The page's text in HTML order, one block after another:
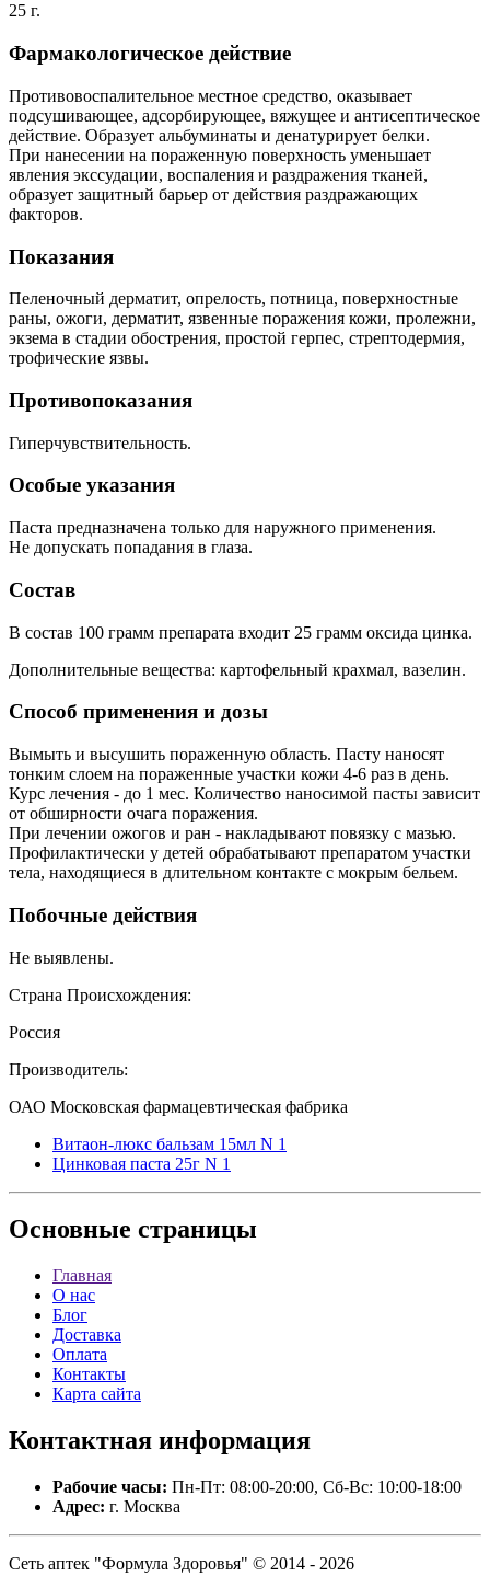
25 г.
Фармакологическое действие
Противовоспалительное местное средство, оказывает
подсушивающее, адсорбирующее, вяжущее и антисептическое
действие. Образует альбуминаты и денатурирует белки.
При нанесении на пораженную поверхность уменьшает
явления экссудации, воспаления и раздражения тканей,
образует защитный барьер от действия раздражающих
факторов.
Показания
Пеленочный дерматит, опрелость, потница, поверхностные
раны, ожоги, дерматит, язвенные поражения кожи, пролежни,
экзема в стадии обострения, простой герпес, стрептодермия,
трофические язвы.
Противопоказания
Гиперчувствительность.
Особые указания
Паста предназначена только для наружного применения.
Не допускать попадания в глаза.
Состав
В состав 100 грамм препарата входит 25 грамм оксида цинка.
Дополнительные вещества: картофельный крахмал, вазелин.
Способ применения и дозы
Вымыть и высушить пораженную область. Пасту наносят
тонким слоем на пораженные участки кожи 4-6 раз в день.
Курс лечения - до 1 мес. Количество наносимой пасты зависит
от обширности очага поражения.
При лечении ожогов и ран - накладывают повязку с мазью.
Профилактически у детей обрабатывают препаратом участки
тела, находящиеся в длительном контакте с мокрым бельем.
Побочные действия
Не выявлены.
Страна Происхождения:
Россия
Производитель:
ОАО Московская фармацевтическая фабрика
Витаон-люкс бальзам 15мл N 1
Цинковая паста 25г N 1
Основные страницы
Главная
О нас
Блог
Доставка
Оплата
Контакты
Карта сайта
Контактная информация
Рабочие часы: Пн-Пт: 08:00-20:00, Сб-Вс: 10:00-18:00
Адрес: г. Москва
Сеть аптек "Формула Здоровья" © 2014 - 2026